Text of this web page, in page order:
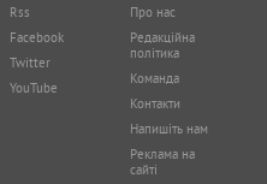
Rss
Facebook
Twitter
YouTube
Про нас
Редакційна
політика
Команда
Контакти
Напишіть нам
Реклама на
сайті